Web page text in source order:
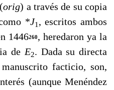
(orig) a través de su copia
*J1 , escritos ambos
1446260, heredaron ya la
de E2. Dada su directa
facticio, son,
(aunque Menéndez